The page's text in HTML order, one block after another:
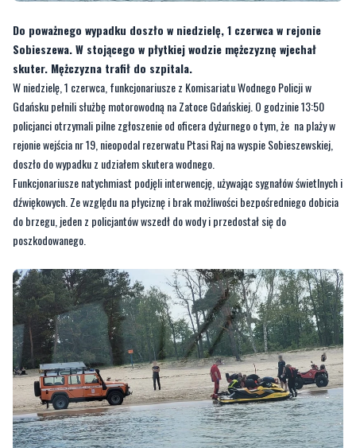
W niedzielę, 1 czerwca, funkcjonariusze z Komisariatu Wodnego Policji w
Gdańsku pełnili służbę motorowodną na Zatoce Gdańskiej. O godzinie 13:50
policjanci otrzymali pilne zgłoszenie od oficera dyżurnego o tym, że na plaży w
rejonie wejścia nr 19, nieopodal rezerwatu Ptasi Raj na wyspie Sobieszewskiej,
doszło do wypadku z udziałem skutera wodnego.
Funkcjonariusze natychmiast podjęli interwencję, używając sygnałów świetlnych i
dźwiękowych. Ze względu na płyciznę i brak możliwości bezpośredniego dobicia
do brzegu, jeden z policjantów wszedł do wody i przedostał się do
poszkodowanego.
FOT. KWP W GDAŃSKU